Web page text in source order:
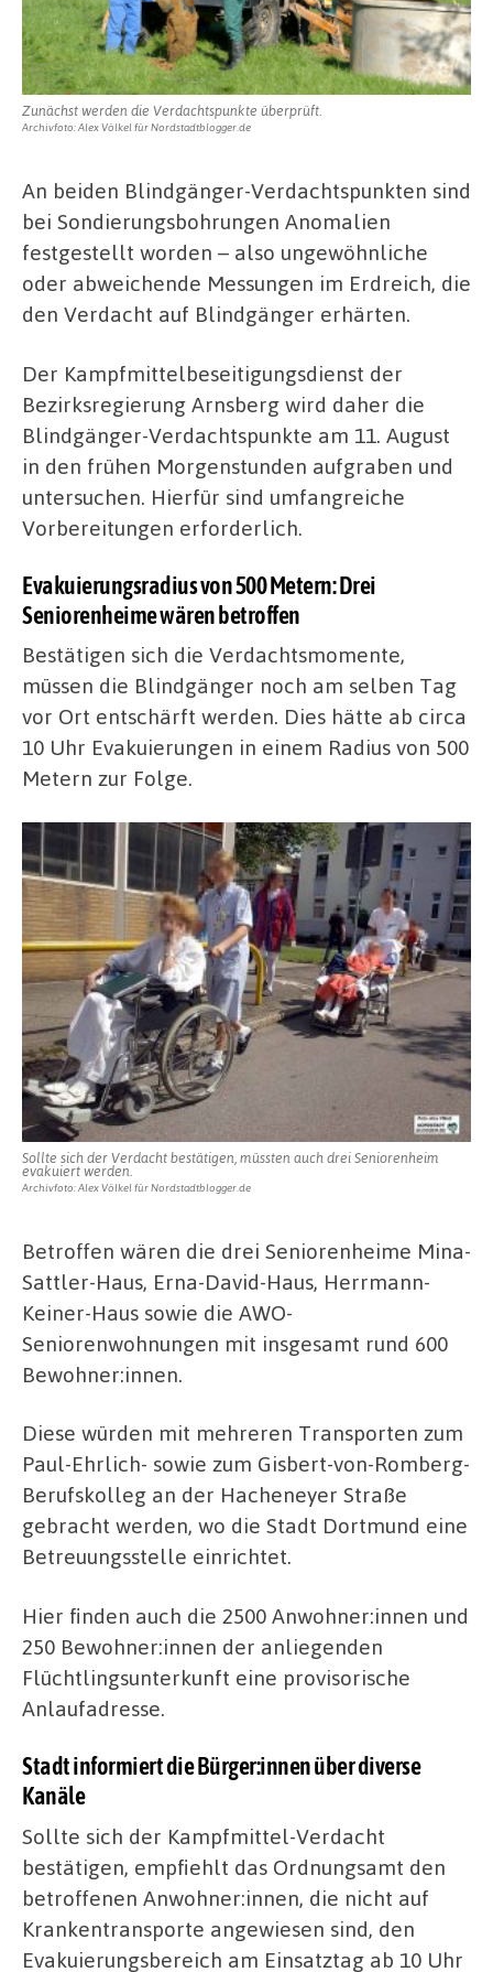
Zunächst werden die Verdachtspunkte überprüft.
Archivfoto: Alex Völkel für Nordstadtblogger.de
An beiden Blindgänger-Verdachtspunkten sind
bei Sondierungsbohrungen Anomalien
festgestellt worden – also ungewöhnliche
oder abweichende Messungen im Erdreich, die
den Verdacht auf Blindgänger erhärten.
Der Kampfmittelbeseitigungsdienst der
Bezirksregierung Arnsberg wird daher die
Blindgänger-Verdachtspunkte am 11. August
in den frühen Morgenstunden aufgraben und
untersuchen. Hierfür sind umfangreiche
Vorbereitungen erforderlich.
Evakuierungsradius von 500 Metern: Drei
Seniorenheime wären betroffen
Bestätigen sich die Verdachtsmomente,
müssen die Blindgänger noch am selben Tag
vor Ort entschärft werden. Dies hätte ab circa
10 Uhr Evakuierungen in einem Radius von 500
Metern zur Folge.
Sollte sich der Verdacht bestätigen, müssten auch drei Seniorenheim
evakuiert werden.
Archivfoto: Alex Völkel für Nordstadtblogger.de
Betroffen wären die drei Seniorenheime Mina-
Sattler-Haus, Erna-David-Haus, Herrmann-
Keiner-Haus sowie die AWO-
Seniorenwohnungen mit insgesamt rund 600
Bewohner:innen.
Diese würden mit mehreren Transporten zum
Paul-Ehrlich- sowie zum Gisbert-von-Romberg-
Berufskolleg an der Hacheneyer Straße
gebracht werden, wo die Stadt Dortmund eine
Betreuungsstelle einrichtet.
Hier finden auch die 2500 Anwohner:innen und
250 Bewohner:innen der anliegenden
Flüchtlingsunterkunft eine provisorische
Anlaufadresse.
Stadt informiert die Bürger:innen über diverse
Kanäle
Sollte sich der Kampfmittel-Verdacht
bestätigen, empfiehlt das Ordnungsamt den
betroffenen Anwohner:innen, die nicht auf
Krankentransporte angewiesen sind, den
Evakuierungsbereich am Einsatztag ab 10 Uhr